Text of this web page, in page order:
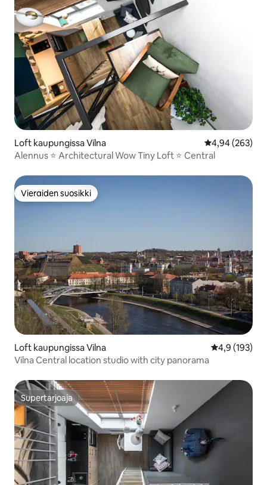
Loft kaupungissa Vilna
4,94 (263)
Alennus ⭐️ Architectural Wow Tiny Loft ⭐️ Central
Vieraiden suosikki
Vieraiden suosikki
Loft kaupungissa Vilna
4,9 (193)
Vilna Central location studio with city panorama
Supertarjoaja
Supertarjoaja